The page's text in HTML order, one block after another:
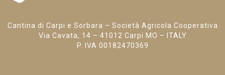
Cantina di Carpi e Sorbara – Società Agricola Cooperativa
Via Cavata, 14 – 41012 Carpi MO – ITALY
P. IVA 00182470369